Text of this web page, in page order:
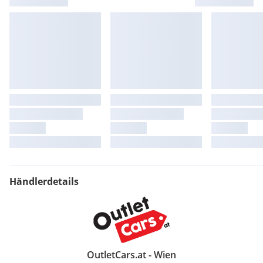
Mittelarmlehne
Schwarz
Seitenairbag vorn - mit Kopfairbag und Interaktionsairbag
Serviceanzeige 30000 km oder 2 Jahre ( variabel )
Sicherheitsinnenspiegel automatisch abblendbar
Sitzbezüge in Stoff
Spezielles Typschild für EG für M1-Pkw
Standard-Klimazonen
Händlerdetails
OutletCars.at - Wien